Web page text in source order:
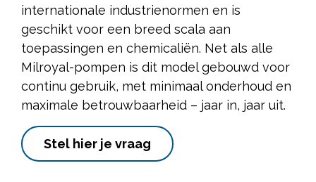
internationale industrienormen en is
geschikt voor een breed scala aan
toepassingen en chemicaliën. Net als alle
Milroyal-pompen is dit model gebouwd voor
continu gebruik, met minimaal onderhoud en
maximale betrouwbaarheid – jaar in, jaar uit.
Stel hier je vraag